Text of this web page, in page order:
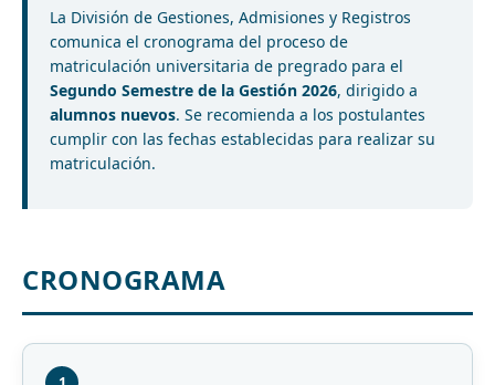
La División de Gestiones, Admisiones y Registros
comunica el cronograma del proceso de
matriculación universitaria de pregrado para el
Segundo Semestre de la Gestión 2026, dirigido a
alumnos nuevos. Se recomienda a los postulantes
cumplir con las fechas establecidas para realizar su
matriculación.
CRONOGRAMA